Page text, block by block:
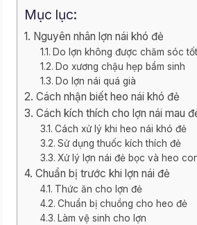
Mục lục:
Nguyên nhân lợn nái khó đẻ
Do lợn không được chăm sóc tốt
Do xương chậu hẹp bẩm sinh
Do lợn nái quá già
Cách nhận biết heo nái khó đẻ
Cách kích thích cho lợn nái mau
Cách xử lý khi heo nái khó đẻ
Sử dụng thuốc kích thích đẻ
Xử lý lợn nái đẻ bọc và heo
Chuẩn bị trước khi lợn nái đẻ
Thức ăn cho lợn đẻ
Chuẩn bị chuồng cho heo đẻ
Làm vệ sinh cho lợn